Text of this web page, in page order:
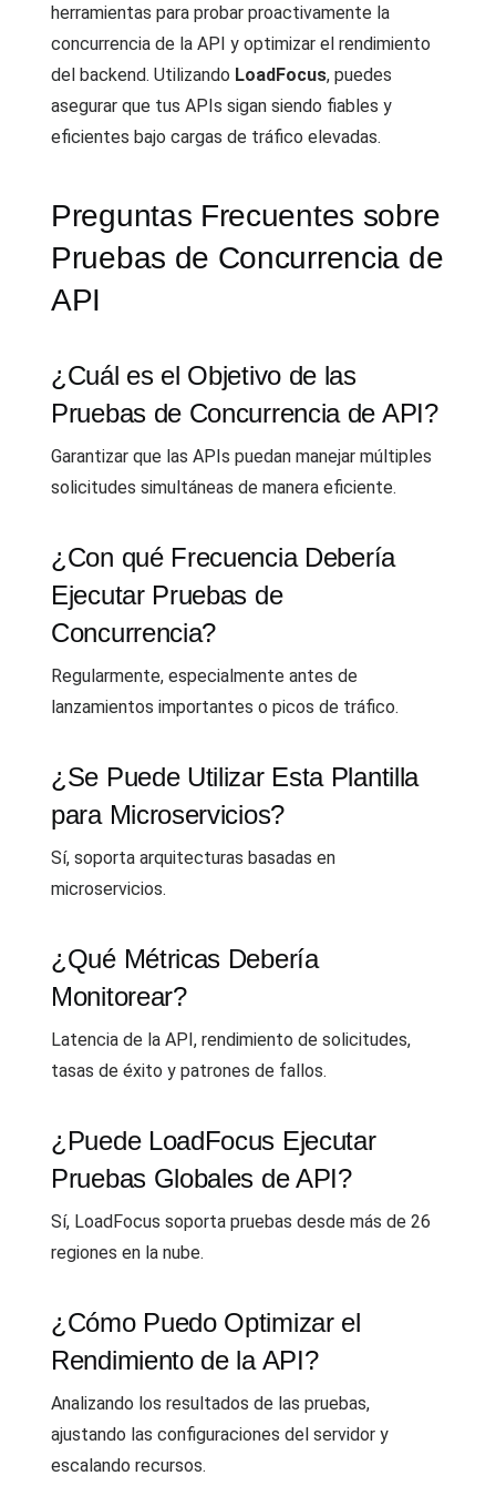
herramientas para probar proactivamente la
concurrencia de la API y optimizar el rendimiento
del backend. Utilizando LoadFocus, puedes
asegurar que tus APIs sigan siendo fiables y
eficientes bajo cargas de tráfico elevadas.
Preguntas Frecuentes sobre
Pruebas de Concurrencia de
API
¿Cuál es el Objetivo de las
Pruebas de Concurrencia de API?
Garantizar que las APIs puedan manejar múltiples
solicitudes simultáneas de manera eficiente.
¿Con qué Frecuencia Debería
Ejecutar Pruebas de
Concurrencia?
Regularmente, especialmente antes de
lanzamientos importantes o picos de tráfico.
¿Se Puede Utilizar Esta Plantilla
para Microservicios?
Sí, soporta arquitecturas basadas en
microservicios.
¿Qué Métricas Debería
Monitorear?
Latencia de la API, rendimiento de solicitudes,
tasas de éxito y patrones de fallos.
¿Puede LoadFocus Ejecutar
Pruebas Globales de API?
Sí, LoadFocus soporta pruebas desde más de 26
regiones en la nube.
¿Cómo Puedo Optimizar el
Rendimiento de la API?
Analizando los resultados de las pruebas,
ajustando las configuraciones del servidor y
escalando recursos.